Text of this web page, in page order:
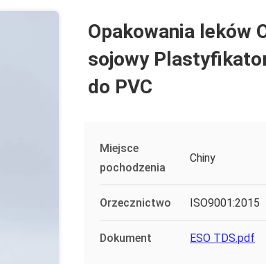
Opakowania leków
sojowy
do PVC
Miejsce
pochodzenia
Chiny
Orzecznictwo ISO9001:2015
Dokument ESO TDS.pdf